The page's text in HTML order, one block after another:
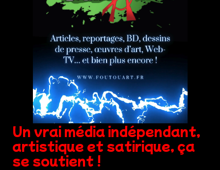
Un vrai média indépendant,
artistique et satirique, ça
se soutient !